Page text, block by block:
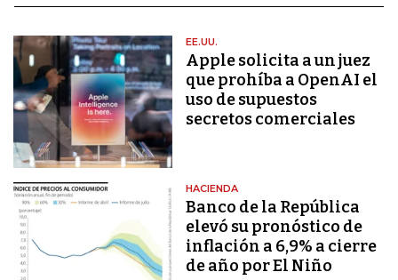
EE.UU.
Apple solicita a un juez
que prohíba a OpenAI el
uso de supuestos
secretos comerciales
HACIENDA
Banco de la República
elevó su pronóstico de
inflación a 6,9% a cierre
de año por El Niño